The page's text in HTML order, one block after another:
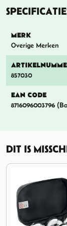
MERK
Overige Merken
857030
EAN CODE
8716096003796
DIT IS